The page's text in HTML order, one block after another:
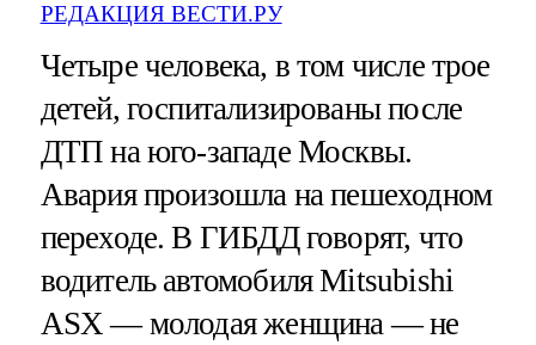
РЕДАКЦИЯ ВЕСТИ.РУ
Четыре человека, в том числе трое
детей, госпитализированы после
ДТП на юго-западе Москвы.
Авария произошла на пешеходном
переходе. В ГИБДД говорят, что
водитель автомобиля Mitsubishi
ASX — молодая женщина — не